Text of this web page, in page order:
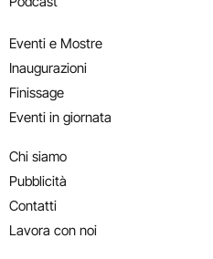
Eventi e Mostre
Inaugurazioni
Finissage
Eventi in giornata
Chi siamo
Pubblicità
Contatti
Lavora con noi